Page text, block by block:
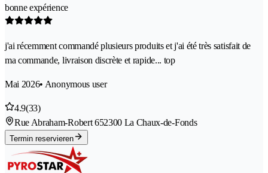
bonne expérience
j'ai récemment commandé plusieurs produits et j'ai été très satisfait de
ma commande, livraison discrète et rapide... top
Mai 2026• Anonymous user
4.9(33)
Rue Abraham-Robert 652300 La Chaux-de-Fonds
Termin reservieren